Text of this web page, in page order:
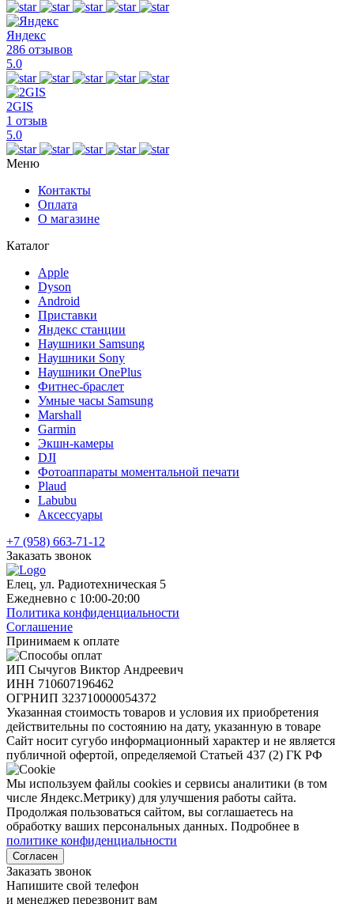
Яндекс
286 отзывов
5.0
2GIS
1 отзыв
5.0
Меню
Контакты
Оплата
О магазине
Каталог
Apple
Dyson
Android
Приставки
Яндекс станции
Наушники Samsung
Наушники Sony
Наушники OnePlus
Фитнес-браслет
Умные часы Samsung
Marshall
Garmin
Экшн-камеры
DJI
Фотоаппараты моментальной печати
Plaud
Labubu
Аксессуары
+7 (958) 663-71-12
Заказать звонок
Елец, ул. Радиотехническая 5
Ежедневно с 10:00-20:00
Политика конфиденциальности
Соглашение
Принимаем к оплате
ИП Сычугов Виктор Андреевич
ИНН 710607196462
ОГРНИП 323710000054372
Указанная стоимость товаров и условия их приобретения
действительны по состоянию на дату, указанную в товаре
Сайт носит сугубо информационный характер и не является
публичной офертой, определяемой Статьей 437 (2) ГК РФ
Мы используем файлы cookies и сервисы аналитики (в том
числе Яндекс.Метрику) для улучшения работы сайта.
Продолжая пользоваться сайтом, вы соглашаетесь на
обработку ваших персональных данных. Подробнее в
политике конфиденциальности
Согласен
Заказать звонок
Напишите свой телефон
и менеджер перезвонит вам